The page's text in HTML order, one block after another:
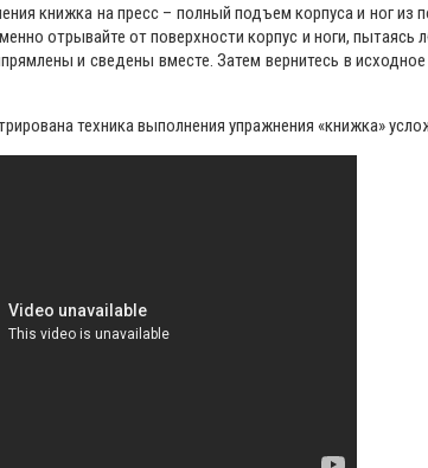
книжка на пресс – полный подъем корпуса и ног из
отрывайте от поверхности корпус и ноги, пытаясь
и сведены вместе. Затем вернитесь в
техника выполнения упражнения «книжка»